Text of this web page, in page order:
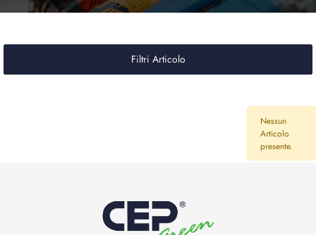
Filtri Articolo
Nessun
Articolo
presente.